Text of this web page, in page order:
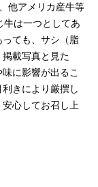
他アメリカ産牛等
牛は一つとしてあ
ても、サシ（脂
載写真と見た
に影響が出るこ
きにより厳撰し
心してお召し上